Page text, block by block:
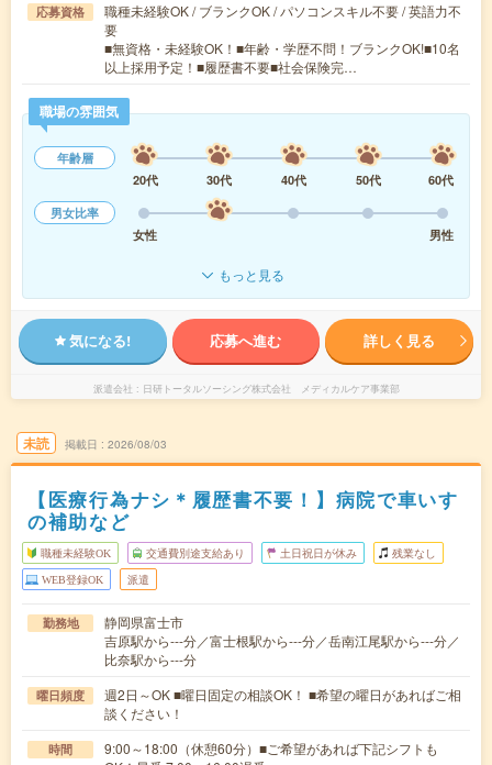
応募資格
職種未経験OK / ブランクOK / パソコンスキル不要 / 英語力不
要
■無資格・未経験OK！■年齢・学歴不問！ブランクOK!■10名
以上採用予定！■履歴書不要■社会保険完…
職場の雰囲気
年齢層
20代
30代 40代 50代
60代
男女比率
女性
男性
もっと見る
気になる! 応募へ進む 詳しく見る
派遣会社 日研トータルソーシング株式会社 メディカルケア事業部
未読 掲載日 2026/08/03
【医療行為ナシ＊履歴書不要！】病院で車いす
の補助など
職種未経験OK 交通費別途支給あり 土日祝日が休み 残業なし
WEB登録OK 派遣
勤務地
静岡県富士市
吉原駅から---分／富士根駅から---分／岳南江尾駅から---分／
比奈駅から---分
曜日頻度
週2日～OK ■曜日固定の相談OK！ ■希望の曜日があればご相
談ください！
時間
9:00～18:00（休憩60分）■ご希望があれば下記シフトも